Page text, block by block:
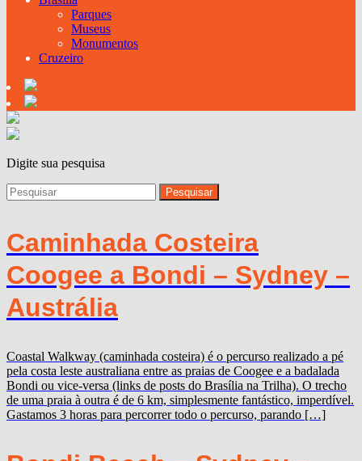
Parques
Museus
Monumentos
Cruzeiro
Digite sua pesquisa
Caminhada Costeira
Coogee a Bondi – Sydney –
Austrália
Coastal Walkway (caminhada costeira) é o percurso realizado a pé
pela costa leste australiana entre as praias de Coogee e a badalada
Bondi ou vice-versa (links de posts do Brasília na Trilha). O trecho
de uma praia à outra é de 6 km, simplesmente fantástico, imperdível.
Gastamos 3 horas para percorrer todo o percurso, parando […]